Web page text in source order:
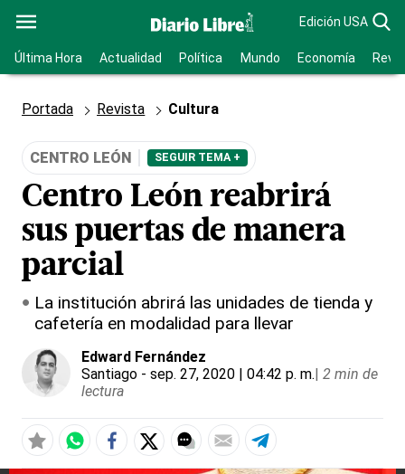
Edición USA
Última Hora Actualidad Política Mundo Economía
Portada Revista Cultura
CENTRO LEÓN SEGUIR TEMA +
Centro León reabrirá
sus puertas de manera
parcial
La institución abrirá las unidades de tienda y
cafetería en modalidad para llevar
Edward Fernández
Santiago - sep. 27, 2020 | 04:42 p. m.| 2 min de
lectura